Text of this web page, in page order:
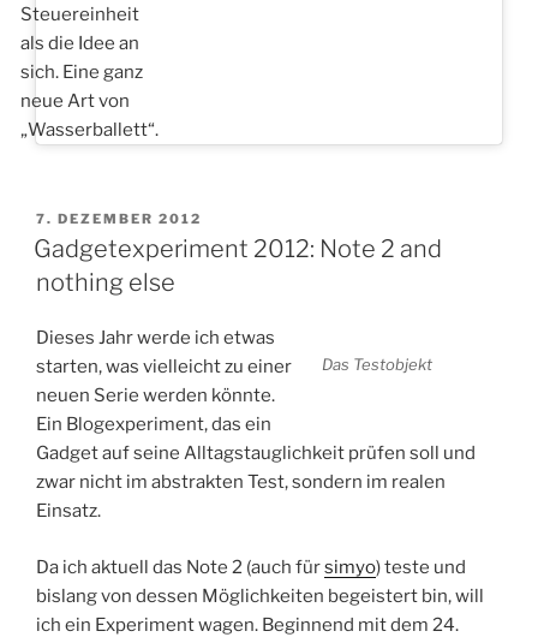
Steuereinheit
als die Idee an
sich. Eine ganz
neue Art von
„Wasserballett“.
VERÖFFENTLICHT
AM
7. DEZEMBER 2012
Gadgetexperiment 2012: Note 2 and
nothing else
Das Testobjekt
Dieses Jahr werde ich etwas
starten, was vielleicht zu einer
neuen Serie werden könnte.
Ein Blogexperiment, das ein
Gadget auf seine Alltagstauglichkeit prüfen soll und
zwar nicht im abstrakten Test, sondern im realen
Einsatz.
Da ich aktuell das Note 2 (auch fürsimyo) teste und
bislang von dessen Möglichkeiten begeistert bin, will
ich ein Experiment wagen. Beginnend mit dem 24.